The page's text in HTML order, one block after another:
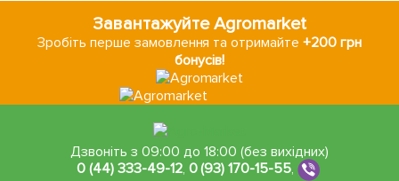
Завантажуйте Agromarket
Зробіть перше замовлення та отримайте+200 грн
бонусів!
Дзвоніть з 09:00 до 18:00 (без вихідних)
0 (44) 333-49-12, 0 (93) 170-15-55,